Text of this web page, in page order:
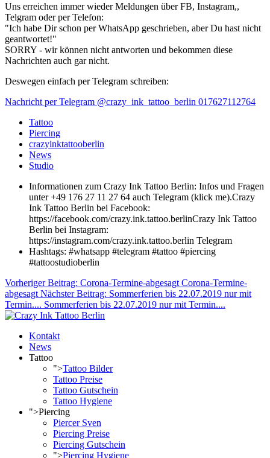
Uns erreichen immer wieder Meldungen über FB, Instagram,,
Telgram oder per Telefon:
"Ich habe Dir schon per WhatsApp geschrieben, aber Du hast nicht
geantwortet!"
SORRY - wir können nicht antworten und bekommen diese
Nachrichten auch gar nicht.
Deswegen einfach per Telegram schreiben:
Nachricht per Telegram @crazy_ink_tattoo_berlin 017627112764
Tattoo
Piercing
crazyinktattooberlin
News
Studio
Informationen zum Crazy Ink Tattoo Berlin: Infos und Fragen
unter +49 176 27 11 27 64 auch Telegram (klick me).Crazy
Ink Tattoo Berlin bei Facebook:
https://facebook.com/crazy.ink.tattoo.berlinCrazy Ink Tattoo
Berlin bei Instagram:
https://instagram.com/crazy.ink.tattoo.berlin Telegram
Hashtags: #whatsapp #telegram #tattoo #piercing
#tattoostudioberlin
Vorheriger Beitrag: Corona-Termine-abgesagt Corona-Termine-
abgesagt Nächster Beitrag: Sommerferien bis 22.07.2019 nur mit
Termin.... Sommerferien bis 22.07.2019 nur mit Termin....
Kontakt
News
Tattoo
">Tattoo Bilder
Tattoo Preise
Tattoo Gutschein
Tattoo Hygiene
">Piercing
Piercer Sven
Piercing Preise
Piercing Gutschein
">Piercing Hygiene